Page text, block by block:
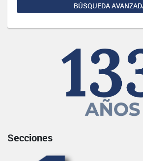
BÚSQUEDA
Secciones